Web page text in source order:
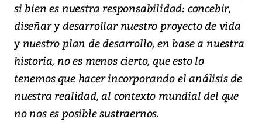
si bien es nuestra responsabilidad: concebir,
diseñar y desarrollar nuestro proyecto de vida
y nuestro plan de desarrollo, en base a nuestra
historia, no es menos cierto, que esto lo
tenemos que hacer incorporando el análisis de
nuestra realidad, al contexto mundial del que
no nos es posible sustraernos.